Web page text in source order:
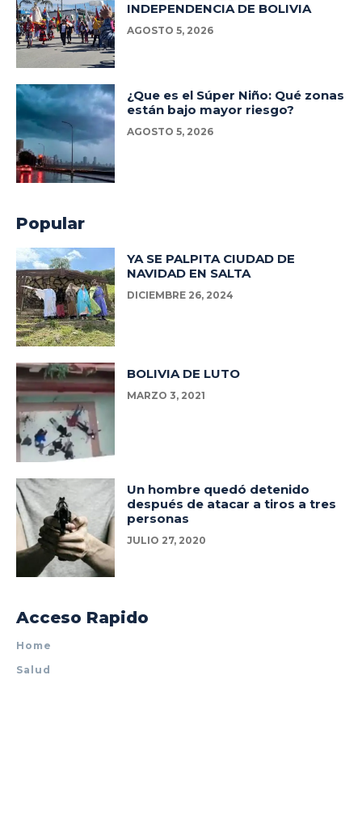
INDEPENDENCIA DE BOLIVIA
AGOSTO 5, 2026
¿Que es el Súper Niño: Qué zonas
están bajo mayor riesgo?
AGOSTO 5, 2026
Popular
YA SE PALPITA CIUDAD DE
NAVIDAD EN SALTA
DICIEMBRE 26, 2024
BOLIVIA DE LUTO
MARZO 3, 2021
Un hombre quedó detenido
después de atacar a tiros a tres
personas
JULIO 27, 2020
Acceso Rapido
Home
Salud